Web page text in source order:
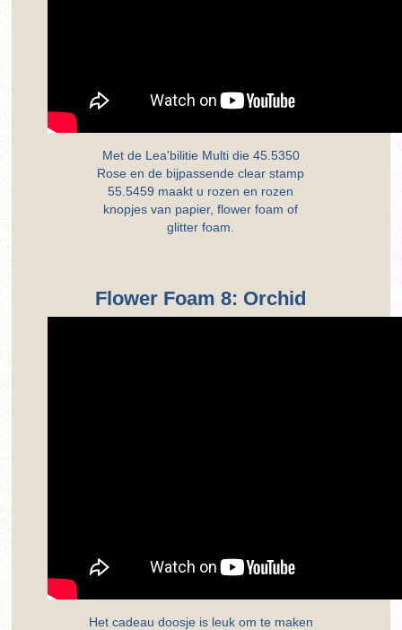
Met de Lea'bilitie Multi die 45.5350
Rose en de bijpassende clear stamp
55.5459 maakt u rozen en rozen
knopjes van papier, flower foam of
glitter foam.
Flower Foam 8: Orchid
Het cadeau doosje is leuk om te maken